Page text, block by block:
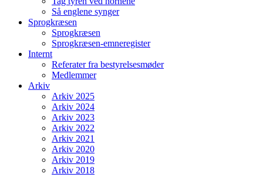
Så englene synger
Sprogkræsen
Sprogkræsen
Sprogkræsen-emneregister
Internt
Referater fra bestyrelsesmøder
Medlemmer
Arkiv
Arkiv 2025
Arkiv 2024
Arkiv 2023
Arkiv 2022
Arkiv 2021
Arkiv 2020
Arkiv 2019
Arkiv 2018